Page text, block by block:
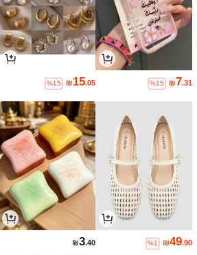
₪7.31
%15
₪15.05
%15
₪49.90
%1
₪3.40